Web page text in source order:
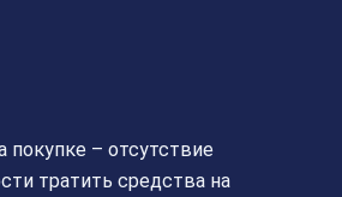
покупке – отсутствие
тратить средства на